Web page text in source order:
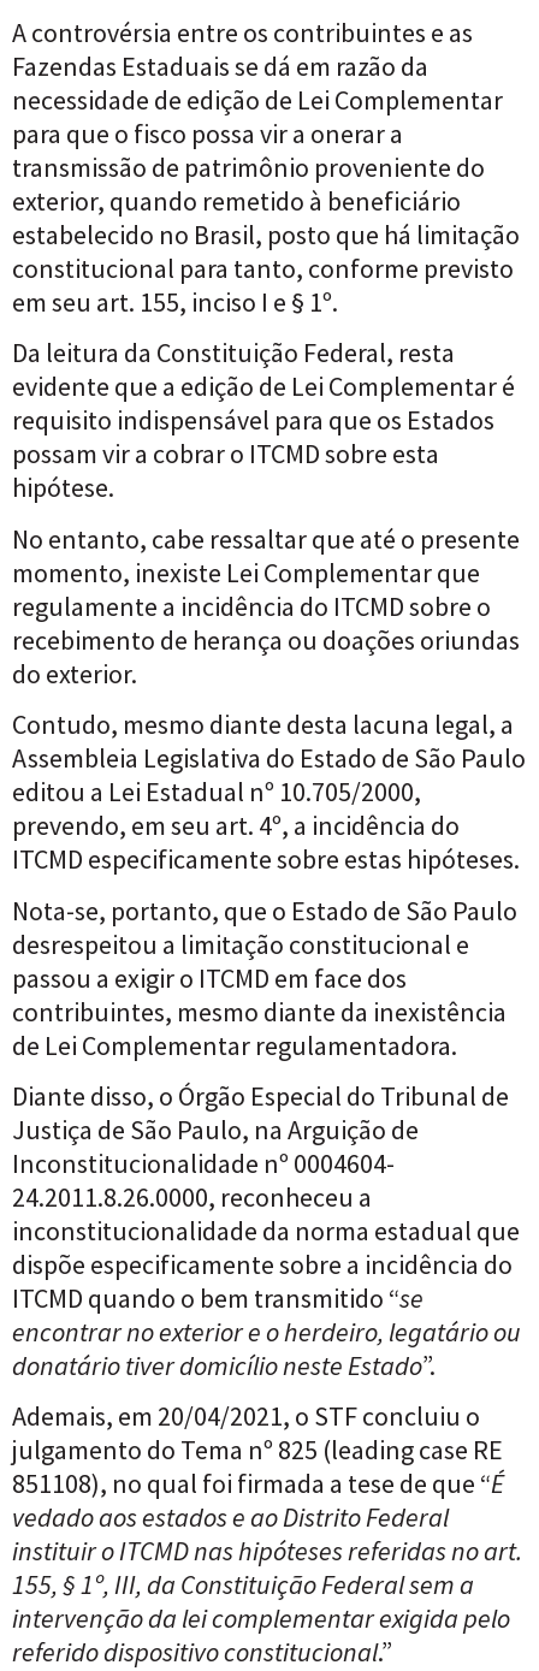
A controvérsia entre os contribuintes e as
Fazendas Estaduais se dá em razão da
necessidade de edição de Lei Complementar
para que o fisco possa vir a onerar a
transmissão de patrimônio proveniente do
exterior, quando remetido à beneficiário
estabelecido no Brasil, posto que há limitação
constitucional para tanto, conforme previsto
em seu art. 155, inciso I e § 1º.
Da leitura da Constituição Federal, resta
evidente que a edição de Lei Complementar é
requisito indispensável para que os Estados
possam vir a cobrar o ITCMD sobre esta
hipótese.
No entanto, cabe ressaltar que até o presente
momento, inexiste Lei Complementar que
regulamente a incidência do ITCMD sobre o
recebimento de herança ou doações oriundas
do exterior.
Contudo, mesmo diante desta lacuna legal, a
Assembleia Legislativa do Estado de São Paulo
editou a Lei Estadual nº 10.705/2000,
prevendo, em seu art. 4º, a incidência do
ITCMD especificamente sobre estas hipóteses.
Nota-se, portanto, que o Estado de São Paulo
desrespeitou a limitação constitucional e
passou a exigir o ITCMD em face dos
contribuintes, mesmo diante da inexistência
de Lei Complementar regulamentadora.
Diante disso, o Órgão Especial do Tribunal de
Justiça de São Paulo, na Arguição de
Inconstitucionalidade nº 0004604-
24.2011.8.26.0000, reconheceu a
inconstitucionalidade da norma estadual que
dispõe especificamente sobre a incidência do
ITCMD quando o bem transmitido “se
encontrar no exterior e o herdeiro, legatário ou
donatário tiver domicílio neste Estado”.
Ademais, em 20/04/2021, o STF concluiu o
julgamento do Tema nº 825 (leading case RE
851108), no qual foi firmada a tese de que “É
vedado aos estados e ao Distrito Federal
instituir o ITCMD nas hipóteses referidas no art.
155, § 1º, III, da Constituição Federal sem a
intervenção da lei complementar exigida pelo
referido dispositivo constitucional.”